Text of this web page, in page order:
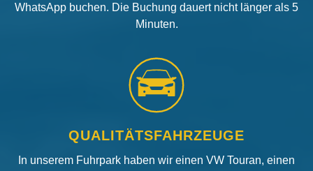
WhatsApp buchen. Die Buchung dauert nicht länger als 5
Minuten.
QUALITÄTSFAHRZEUGE
In unserem Fuhrpark haben wir einen VW Touran, einen